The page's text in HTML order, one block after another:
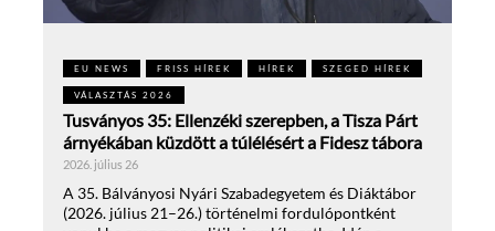
EU NEWS FRISS HÍREK HÍREK SZEGED HÍREK
VÁLASZTÁS 2026
Tusványos 35: Ellenzéki szerepben, a Tisza Párt
árnyékában küzdött a túlélésért a Fidesz tábora
2026. július 26
A 35. Bálványosi Nyári Szabadegyetem és Diáktábor
(2026. július 21–26.) történelmi fordulópontként